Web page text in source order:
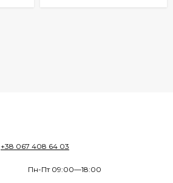
+38 067 408 64 03
Пн-Пт 09:00—18:00